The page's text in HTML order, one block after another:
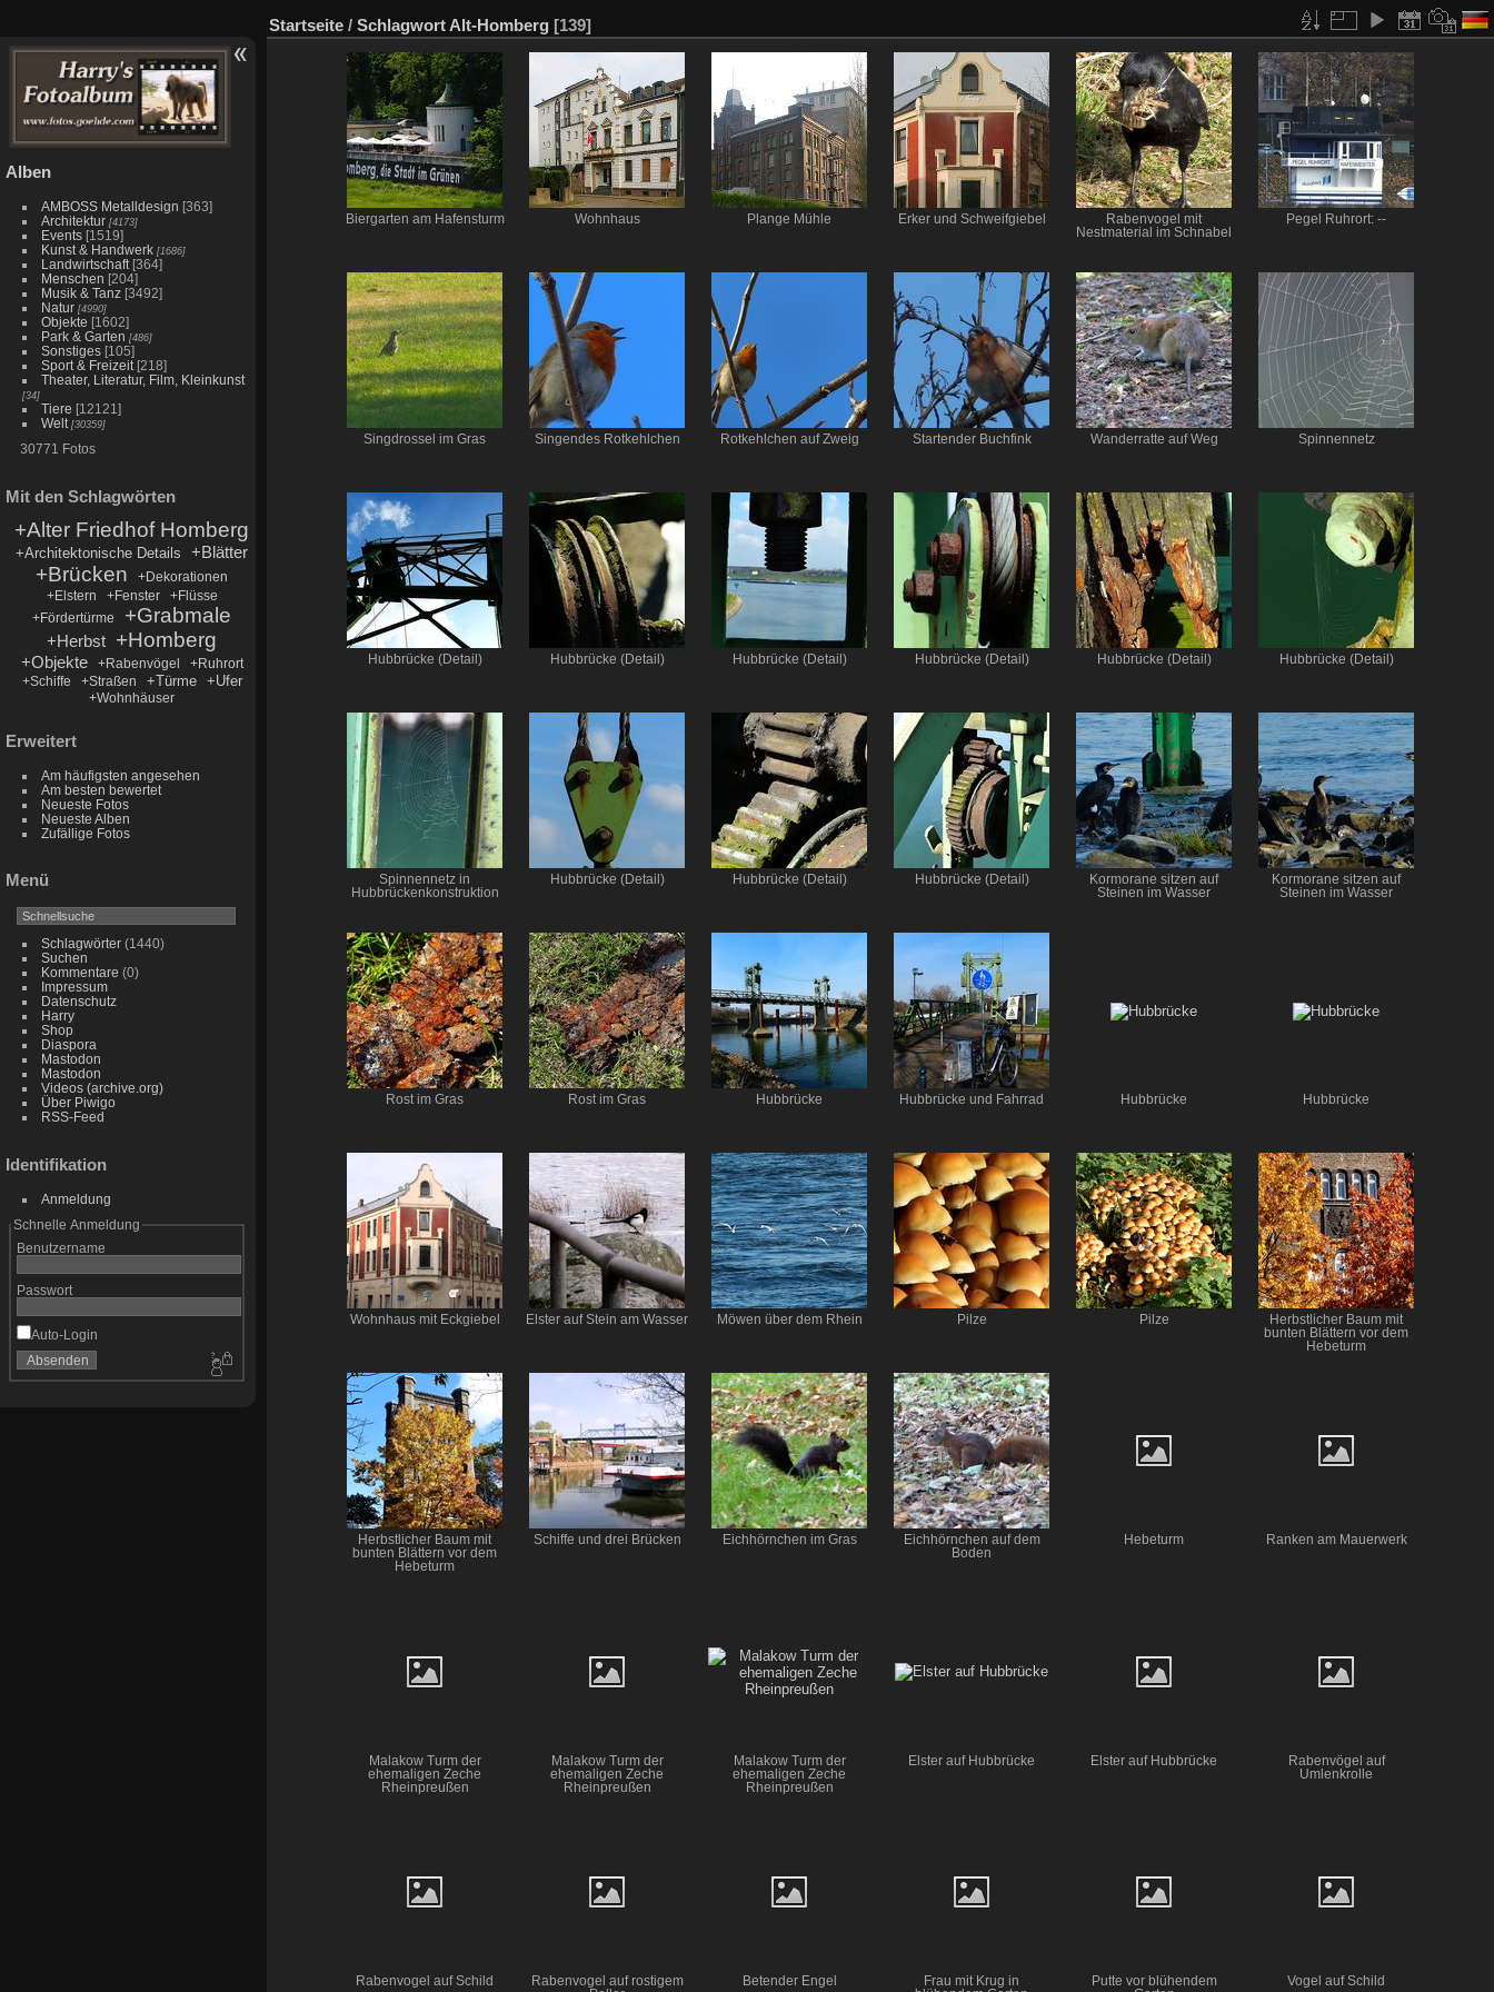
Alben
AMBOSS Metalldesign [363]
Architektur [4173]
Events [1519]
Kunst & Handwerk [1686]
Landwirtschaft [364]
Menschen [204]
Musik & Tanz [3492]
Natur [4990]
Objekte [1602]
Park & Garten [486]
Sonstiges [105]
Sport & Freizeit [218]
Theater, Literatur, Film, Kleinkunst
[34]
Tiere [12121]
Welt [30359]
30771 Fotos
Mit den Schlagwörten
+Alter Friedhof Homberg
+Architektonische Details +Blätter
+Brücken
+Dekorationen
+Elstern
+Fenster
+Flüsse
+Fördertürme
+Grabmale
+Herbst +Homberg
+Objekte +Rabenvögel
+Ruhrort
+Schiffe
+Straßen +Türme +Ufer
+Wohnhäuser
Erweitert
Am häufigsten angesehen
Am besten bewertet
Neueste Fotos
Neueste Alben
Zufällige Fotos
Menü
Schlagwörter(1440)
Suchen
Kommentare (0)
Impressum
Datenschutz
Harry
Shop
Diaspora
Mastodon
Mastodon
Videos (archive.org)
Über Piwigo
RSS-Feed
Identifikation
Anmeldung
Schnelle Anmeldung
Benutzername
Passwort
Auto-Login
Startseite / Schlagwort Alt-Homberg [139]
Biergarten am Hafensturm Wohnhaus Plange Mühle Erker und Schweifgiebel
Rabenvogel mit
Nestmaterial im Schnabel
Pegel Ruhrort: --
Singdrossel im Gras Singendes Rotkehlchen Rotkehlchen auf Zweig Startender Buchfink Wanderratte auf Weg Spinnennetz
Hubbrücke (Detail) Hubbrücke (Detail) Hubbrücke (Detail) Hubbrücke (Detail) Hubbrücke (Detail) Hubbrücke (Detail)
Spinnennetz in
Hubbrückenkonstruktion
Hubbrücke (Detail) Hubbrücke (Detail) Hubbrücke (Detail)
Kormorane sitzen auf
Steinen im Wasser
Kormorane sitzen auf
Steinen im Wasser
Rost im Gras Rost im Gras Hubbrücke Hubbrücke und Fahrrad Hubbrücke Hubbrücke
Wohnhaus mit Eckgiebel Elster auf Stein am Wasser Möwen über dem Rhein Pilze Pilze
Herbstlicher Baum mit
bunten Blättern vor dem
Hebeturm
Herbstlicher Baum mit
bunten Blättern vor dem
Hebeturm
Schiffe und drei Brücken Eichhörnchen im Gras
Eichhörnchen auf dem
Boden
Hebeturm Ranken am Mauerwerk
Malakow Turm der
ehemaligen Zeche
Rheinpreußen
Malakow Turm der
ehemaligen Zeche
Rheinpreußen
Malakow Turm der
ehemaligen Zeche
Rheinpreußen
Elster auf Hubbrücke Elster auf Hubbrücke
Rabenvögel auf
Umlenkrolle
Rabenvogel auf Schild
Rabenvogel auf rostigem
Betender Engel
Frau mit Krug in
Putte vor blühendem
Vogel auf Schild